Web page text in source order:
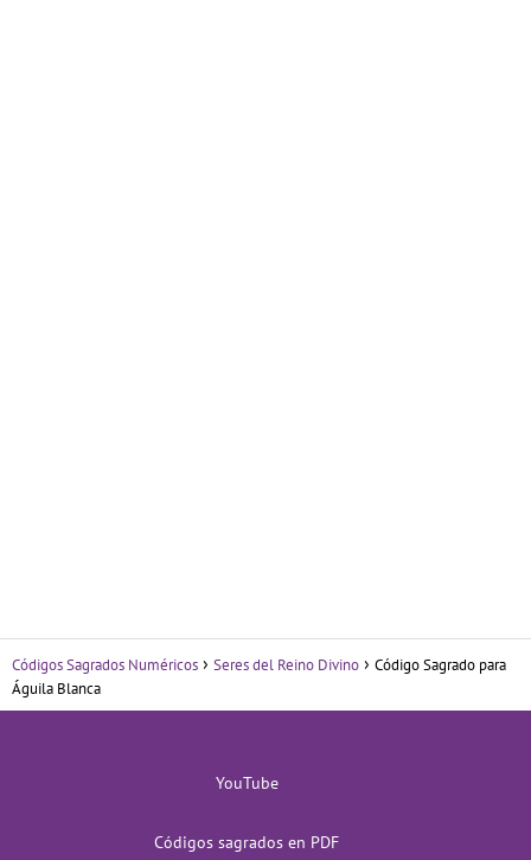
Códigos Sagrados Numéricos Seres del Reino Divino
Código Sagrado para
Águila Blanca
YouTube
Códigos sagrados en PDF